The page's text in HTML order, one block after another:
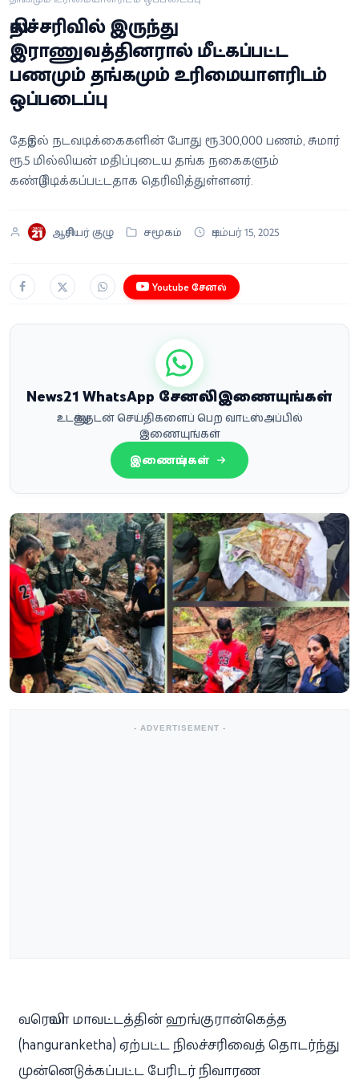
வீடியோ
வணிகம்
கட்டுரை
வெப்ஸ்டோரி
நிலச்சரிவில் இருந்து
இராணுவத்தினரால் மீட்கப்பட்ட
பணமும் தங்கமும் உரிமையாளரிடம்
ஒப்படைப்பு
தேடுதல் நடவடிக்கைகளின் போது ரூ.300,000 பணம், சுமார்
ரூ.5 மில்லியன் மதிப்புடைய தங்க நகைகளும்
கண்டுபிடிக்கப்பட்டதாக தெரிவித்துள்ளனர்.
ஆசிரியர் குழு சமூகம் டிசம்பர் 15, 2025
Youtube சேனல்
News21 WhatsApp சேனலில் இணையுங்கள்
உடனுக்குடன் செய்திகளைப் பெற வாட்ஸ்அப்பில்
இணையுங்கள்
இணையுங்கள்
- ADVERTISEMENT -
வரெலியா மாவட்டத்தின் ஹங்குரான்கெத்த
(hanguranketha) ஏற்பட்ட நிலச்சரிவைத் தொடர்ந்து
முன்னெடுக்கப்பட்ட பேரிடர் நிவாரண